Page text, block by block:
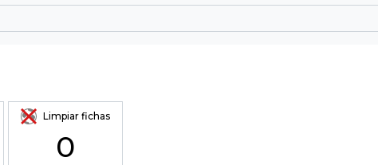
Limpiar fichas
0